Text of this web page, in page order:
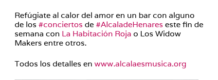
Refúgiate al calor del amor en un bar con alguno
de los #conciertos de#AlcaladeHenares este fin de
semana con La Habitación Roja o Los Widow
Makers entre otros.
Todos los detalles en www.alcalaesmusica.org